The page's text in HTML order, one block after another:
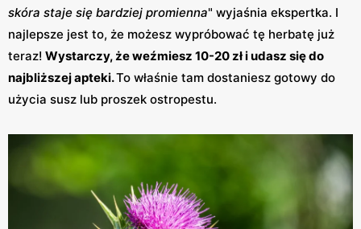
skóra staje się bardziej promienna" wyjaśnia ekspertka. I
najlepsze jest to, że możesz wypróbować tę herbatę już
teraz! Wystarczy, że weźmiesz 10-20 zł i udasz się do
najbliższej apteki.To właśnie tam dostaniesz gotowy do
użycia susz lub proszek ostropestu.